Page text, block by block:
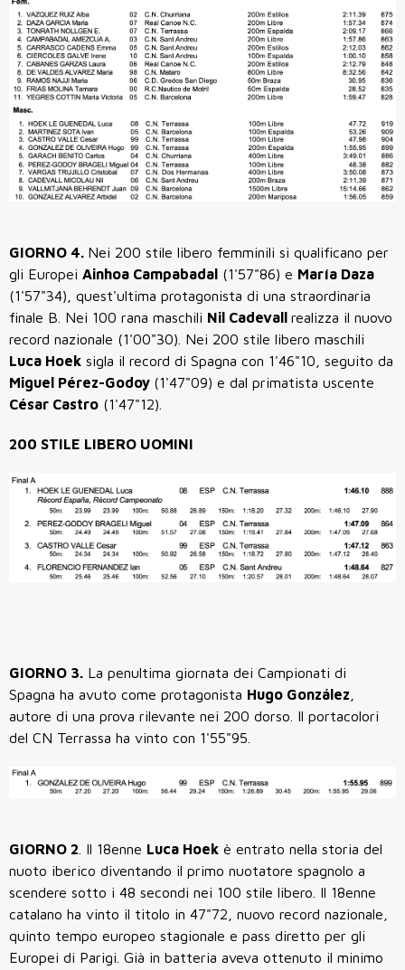
GIORNO 4. Nei 200 stile libero femminili si qualificano per
gli Europei Ainhoa Campabadal (1'57"86) e María Daza
(1'57"34), quest'ultima protagonista di una straordinaria
finale B. Nei 100 rana maschili Nil Cadevall realizza il nuovo
record nazionale (1'00"30) . Nei 200 stile libero maschili
Luca Hoek sigla il record di Spagna con 1'46"10 , seguito da
Miguel Pérez-Godoy (1'47"09) e dal primatista uscente
César Castro (1'47"12).
200 STILE LIBERO UOMINI
GIORNO 3.
La penultima giornata dei Campionati di
Spagna ha avuto come protagonista Hugo González
autore di una prova rilevante nei 200 dorso. Il portacolori
del CN Terrassa ha vinto con 1'55"95
GIORNO 2 . Il 18enne Luca Hoek è entrato nella storia del
nuoto iberico diventando il primo nuotatore spagnolo a
scendere sotto i 48 secondi nei 100 stile libero. Il 18enne
catalano ha vinto il titolo in 47"72, nuovo record nazionale,
quinto tempo europeo stagionale e pass diretto per gli
Europei di Parigi. Già in batteria aveva ottenuto il minimo